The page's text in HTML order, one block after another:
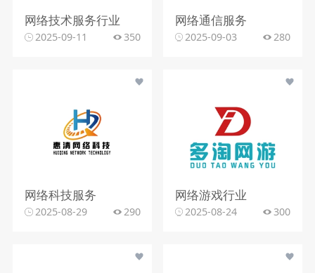
网络技术服务行业
2025-09-11 350
网络通信服务
2025-09-03 280
网络科技服务
2025-08-29 290
网络游戏行业
2025-08-24 300